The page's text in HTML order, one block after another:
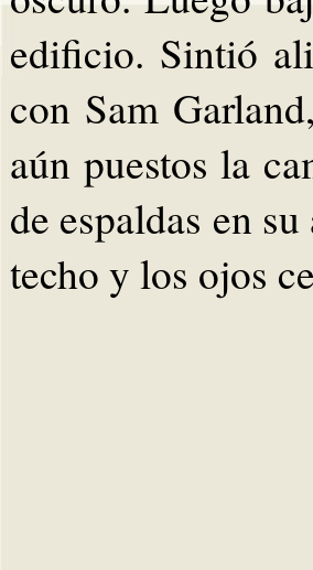
edificio. Sintió
con Sam
aún puestos la
de espaldas en
techo y los ojos